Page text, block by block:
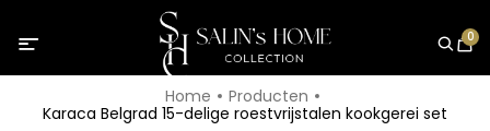
0
Home
Producten
Karaca Belgrad 15-delige roestvrijstalen kookgerei set